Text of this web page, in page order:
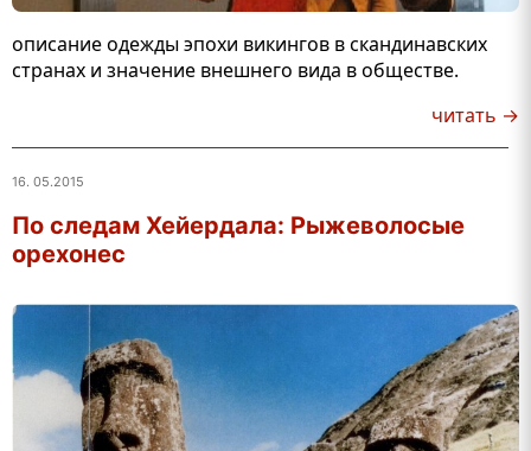
описание одежды эпохи викингов в скандинавских
странах и значение внешнего вида в обществе.
читать →
16. 05.2015
По следам Хейердала: Рыжеволосые
орехонес